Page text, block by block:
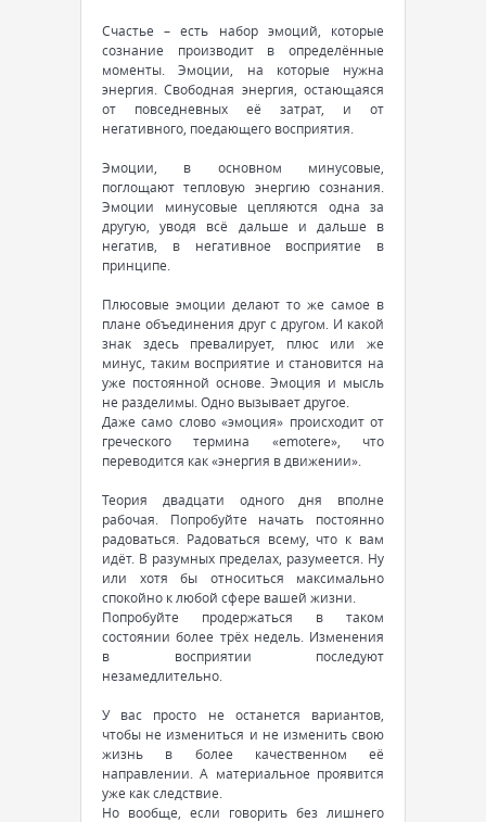
Счастье – есть набор эмоций, которые
сознание производит в определённые
моменты. Эмоции, на которые нужна
энергия. Свободная энергия, остающаяся
от повседневных её затрат, и от
негативного, поедающего восприятия.
Эмоции, в основном минусовые,
поглощают тепловую энергию сознания.
Эмоции минусовые цепляются одна за
другую, уводя всё дальше и дальше в
негатив, в негативное восприятие в
принципе.
Плюсовые эмоции делают то же самое в
плане объединения друг с другом. И какой
знак здесь превалирует, плюс или же
минус, таким восприятие и становится на
уже постоянной основе. Эмоция и мысль
не разделимы. Одно вызывает другое.
Даже само слово «эмоция» происходит от
греческого термина «emotere», что
переводится как «энергия в движении».
Теория двадцати одного дня вполне
рабочая. Попробуйте начать постоянно
радоваться. Радоваться всему, что к вам
идёт. В разумных пределах, разумеется. Ну
или хотя бы относиться максимально
спокойно к любой сфере вашей жизни.
Попробуйте продержаться в таком
состоянии более трёх недель. Изменения
в восприятии последуют
незамедлительно.
У вас просто не останется вариантов,
чтобы не измениться и не изменить свою
жизнь в более качественном её
направлении. А материальное проявится
уже как следствие.
Но вообще, если говорить без лишнего